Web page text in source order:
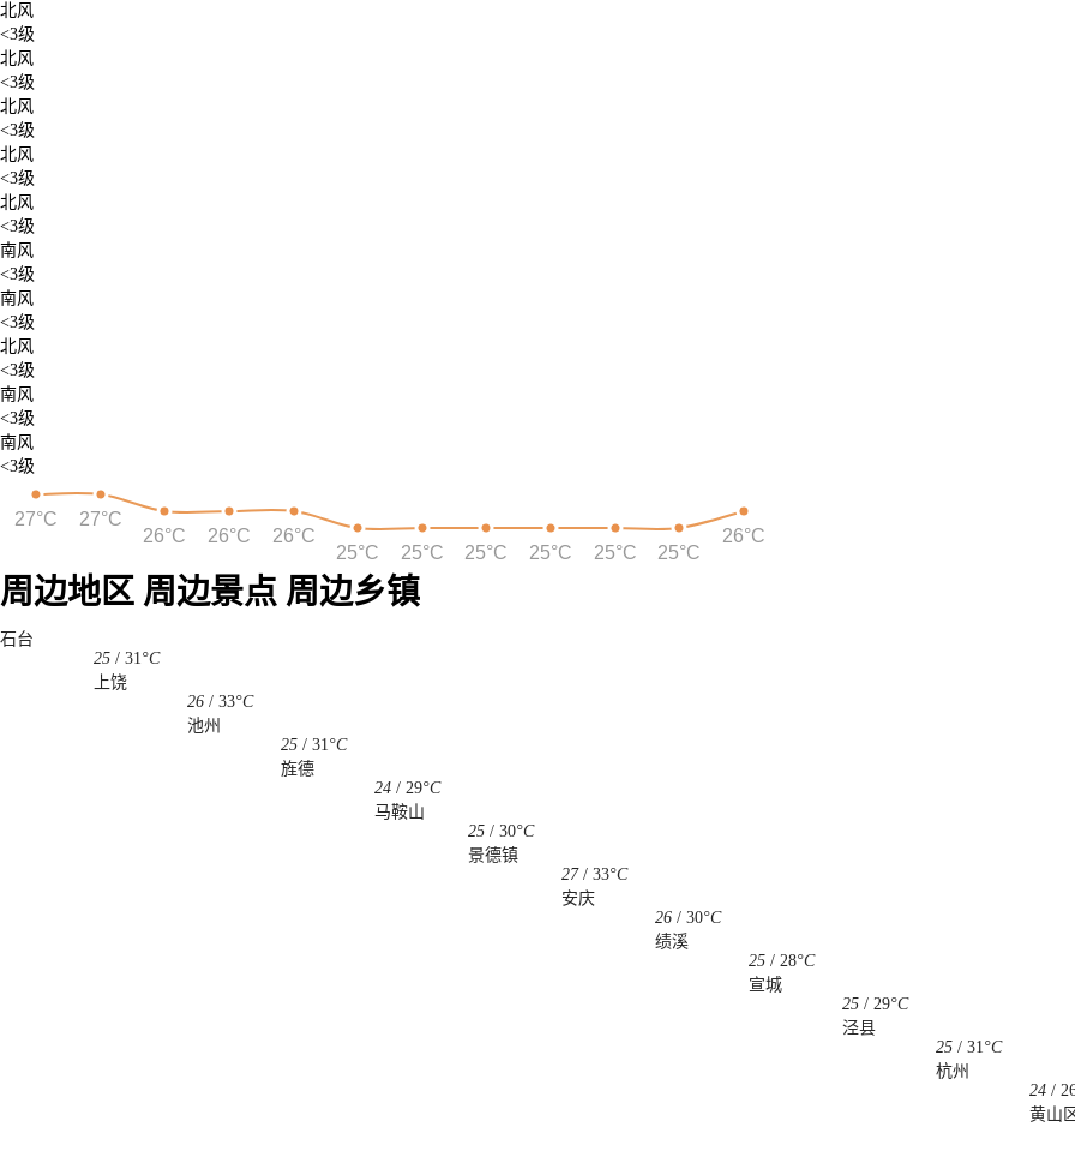
北风
<3级
北风
<3级
北风
<3级
北风
<3级
北风
<3级
南风
<3级
南风
<3级
北风
<3级
南风
<3级
南风
<3级
27°C
27°C
26°C
26°C
26°C
25°C
25°C 25°C 25°C 25°C 25°C
26°C
周边地区 周边景点 周边乡镇
石台
25 / 31°C
上饶
26 / 33°C
池州
25 / 31°C
旌德
24 / 29°C
马鞍山
25 / 30°C
景德镇
27 / 33°C
安庆
26 / 30°C
绩溪
25 / 28°C
宣城
25 / 29°C
泾县
25 / 31°C
杭州
24 /
黄山